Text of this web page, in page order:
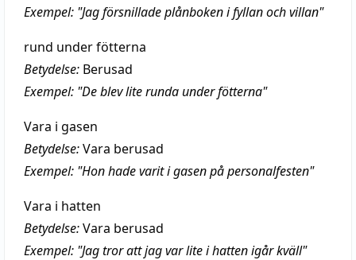
Exempel: "Jag försnillade plånboken i fyllan och villan"
rund under fötterna
Betydelse: Berusad
Exempel: "De blev lite runda under fötterna"
Vara i gasen
Betydelse:Vara berusad
Exempel: "Hon hade varit i gasen på personalfesten"
Vara i hatten
Betydelse:Vara berusad
Exempel: "Jag tror att jag var lite i hatten igår kväll"